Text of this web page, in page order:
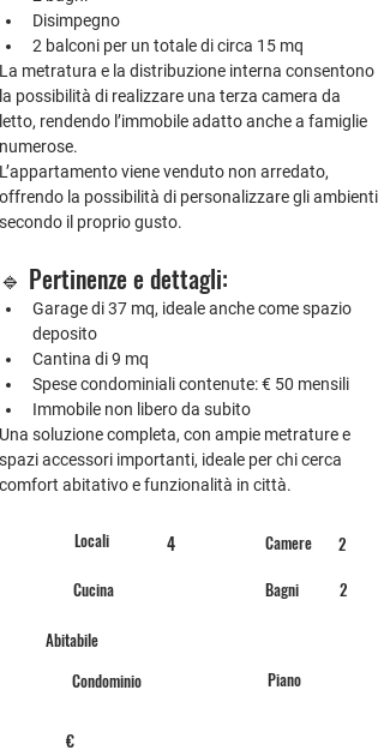
Disimpegno
2 balconi per un totale di circa 15 mq
La metratura e la distribuzione interna consentono
la possibilità di realizzare una terza camera da
letto, rendendo l’immobile adatto anche a famiglie
numerose.
L’appartamento viene venduto non arredato,
offrendo la possibilità di personalizzare gli ambienti
secondo il proprio gusto.
🔹 Pertinenze e dettagli:
Garage di 37 mq, ideale anche come spazio
deposito
Cantina di 9 mq
Spese condominiali contenute: € 50 mensili
Immobile non libero da subito
Una soluzione completa, con ampie metrature e
spazi accessori importanti, ideale per chi cerca
comfort abitativo e funzionalità in città.
Locali
Cucina
4 Camere
2
Bagni
2
Abitabile
Condominio
€
Piano